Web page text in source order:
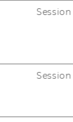
Session
Session